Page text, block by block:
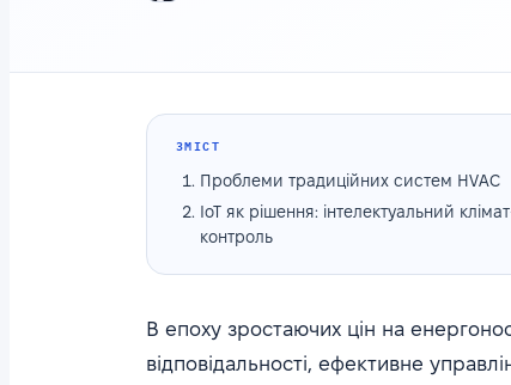
ЗМІСТ
Проблеми традиційних систем HVAC
IoT як рішення: інтелектуальний
контроль
В епоху зростаючих цін на
відповідальності, ефективне